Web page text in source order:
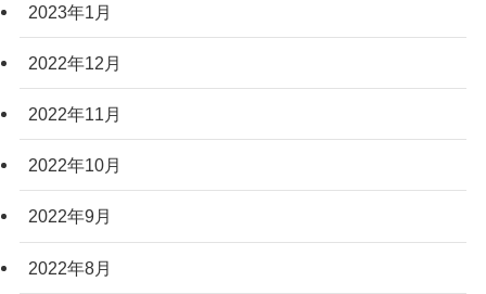
2023年1月
2022年12月
2022年11月
2022年10月
2022年9月
2022年8月